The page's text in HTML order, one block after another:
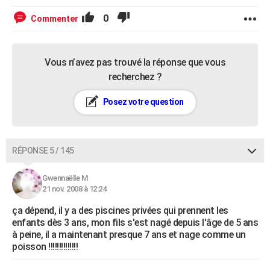
Commenter 0
Vous n’avez pas trouvé la réponse que vous
recherchez ?
Posez votre question
RÉPONSE 5 / 145
Gwennaëlle M
21 nov. 2008 à 12:24
ça dépend, il y a des piscines privées qui prennent les
enfants dès 3 ans, mon fils s'est nagé depuis l'âge de 5 ans
à peine, il a maintenant presque 7 ans et nage comme un
poisson !!!!!!!!!!!!!!